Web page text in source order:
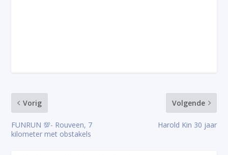
Vorig
FUNRUN 💯- Rouveen, 7
kilometer met obstakels
Volgende
Harold Kin 30 jaar